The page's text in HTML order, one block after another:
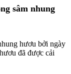
sâm nhung
hươu bởi ngày
đã được cải